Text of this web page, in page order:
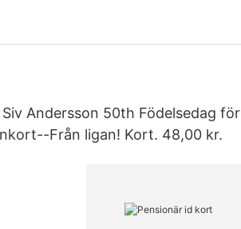
Andersson 50th Födelsedag för
Från ligan! Kort. 48,00 kr.